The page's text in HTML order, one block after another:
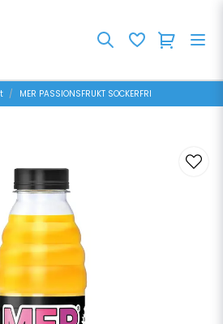
MER PASSIONSFRUKT SOCKERFRI